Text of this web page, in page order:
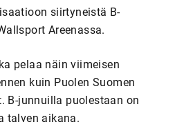
siirtyneistä B-
Areenassa.
pelaa näin viimeisen
kuin Puolen Suomen
B-junnuilla puolestaan on
talven aikana.